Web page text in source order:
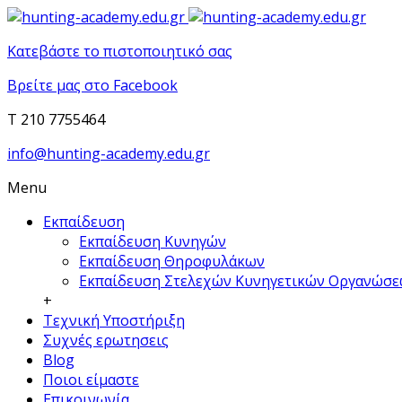
Κατεβάστε το πιστοποιητικό σας
Βρείτε μας στο Facebook
T 210 7755464
info@hunting-academy.edu.gr
Menu
Εκπαίδευση
Εκπαίδευση Κυνηγών
Εκπαίδευση Θηροφυλάκων
Εκπαίδευση Στελεχών Κυνηγετικών
+
Τεχνική Υποστήριξη
Συχνές ερωτησεις
Blog
Ποιοι είμαστε